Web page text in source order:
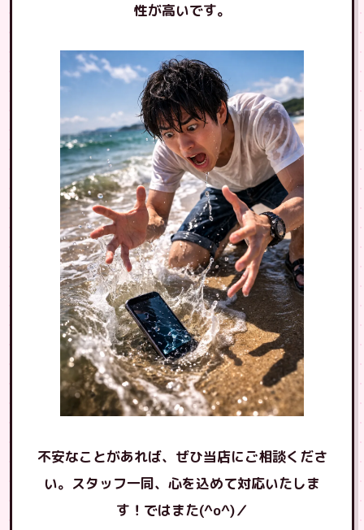
性が高いです。
不安なことがあれば、ぜひ当店にご相談くださ
い。スタッフ一同、心を込めて対応いたしま
す！ではまた(^o^)／